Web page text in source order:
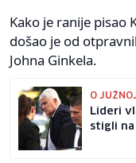
Kako je ranije pisao
došao je od
Johna Ginkela.
O
Lideri
stigli na